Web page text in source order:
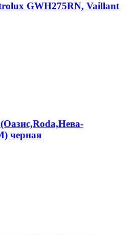
GWH275RN, Vaillant
черная